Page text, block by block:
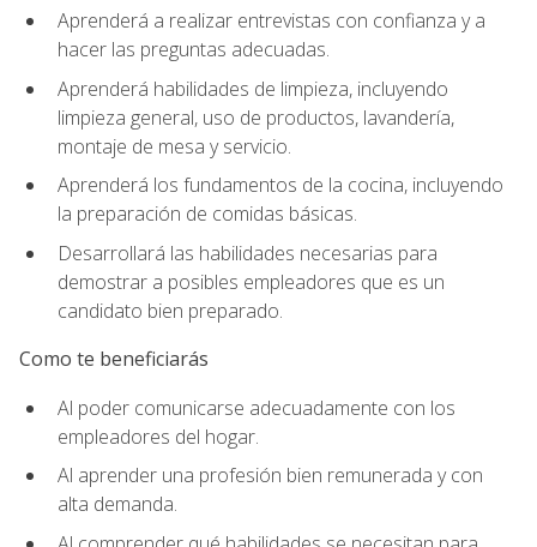
Aprenderá a realizar entrevistas con confianza y a
hacer las preguntas adecuadas.
Aprenderá habilidades de limpieza, incluyendo
limpieza general, uso de productos, lavandería,
montaje de mesa y servicio.
Aprenderá los fundamentos de la cocina, incluyendo
la preparación de comidas básicas.
Desarrollará las habilidades necesarias para
demostrar a posibles empleadores que es un
candidato bien preparado.
Como te beneficiarás
Al poder comunicarse adecuadamente con los
empleadores del hogar.
Al aprender una profesión bien remunerada y con
alta demanda.